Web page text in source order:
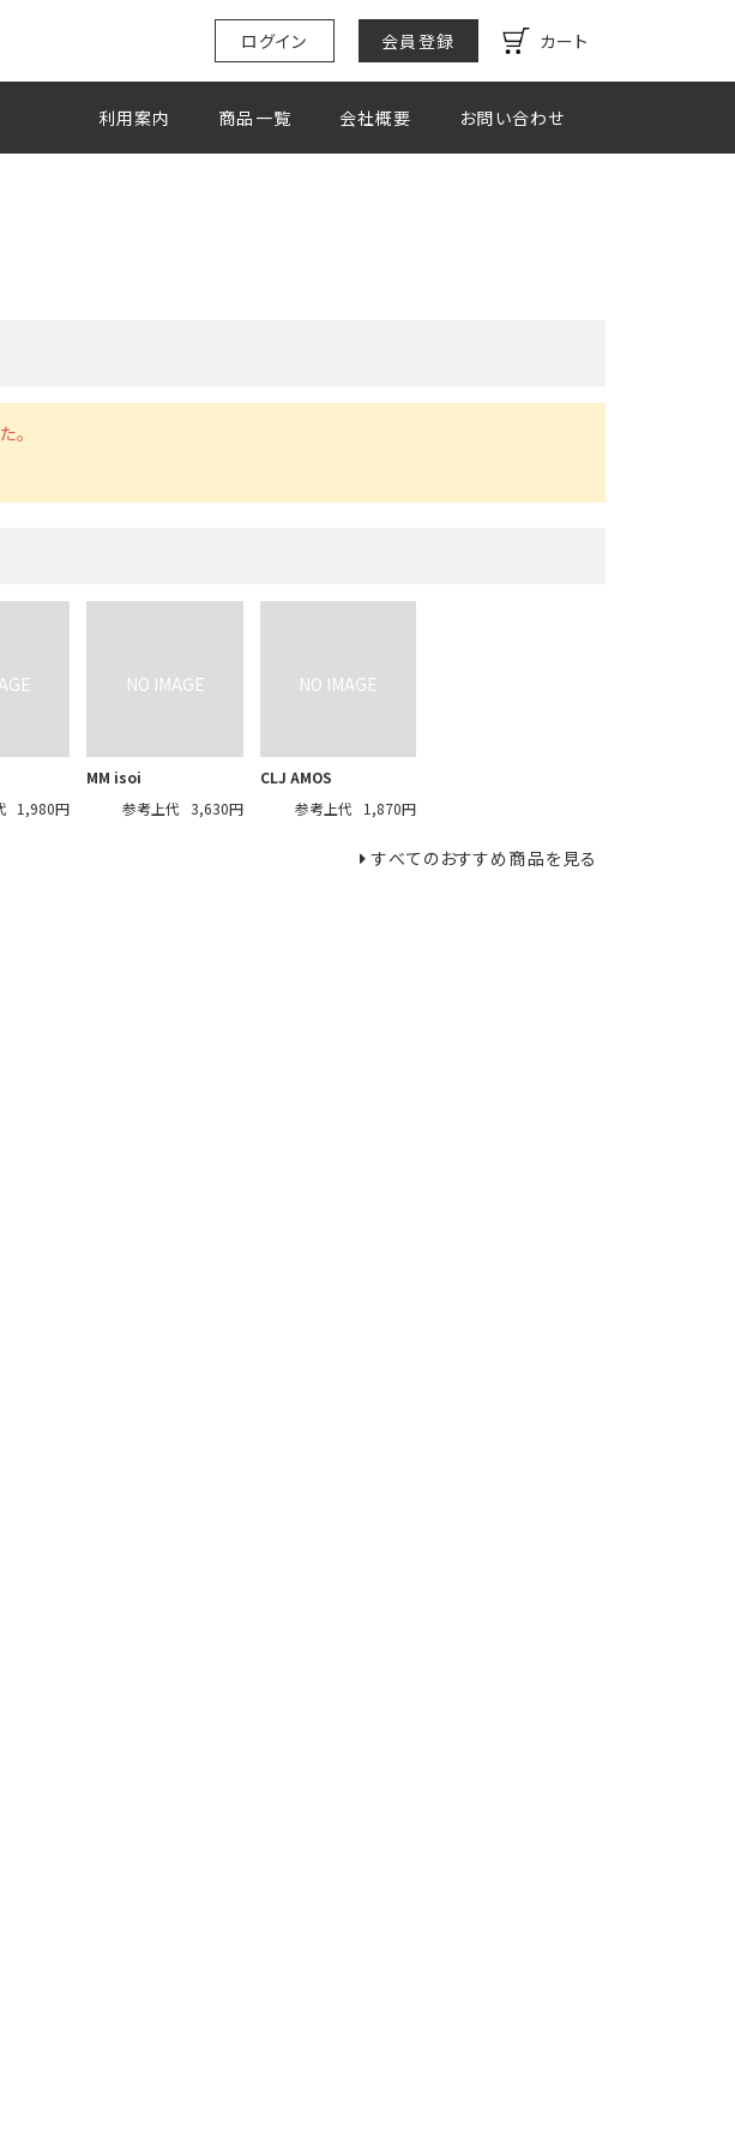
ログイン 会員登録 カート
利用案内 商品一覧 会社概要 お問い合わせ
。
1,980円
MM isoi
参考上代
3,630円
CLJ AMOS
参考上代
1,870円
すべてのおすすめ商品を見る